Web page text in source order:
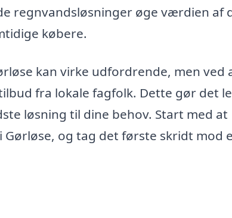
regnvandsløsninger øge værdien af
købere.
kan virke udfordrende, men ved
fra lokale fagfolk. Dette gør det
løsning til dine behov. Start med at
og tag det første skridt mod